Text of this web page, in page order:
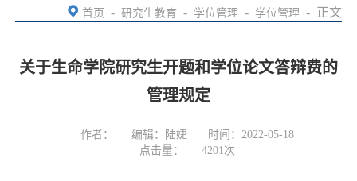
首页 - 研究生教育 - 学位管理 - 学位管理 - 正文
关于生命学院研究生开题和学位论文答辩费的
管理规定
作者： 编辑：陆婕
时间：2022-05-18
点击量：
4201次